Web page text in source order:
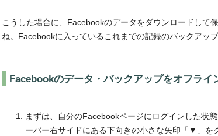
こうした場合に、Facebookのデータをダウンロードして
ね。Facebookに入っているこれまでの記録のバックアッ
Facebookのデータ・バックアップをオフライ
まずは、自分のFacebookページにログインした状
ーバー右サイドにある下向きの小さな矢印「 ▼ 」を